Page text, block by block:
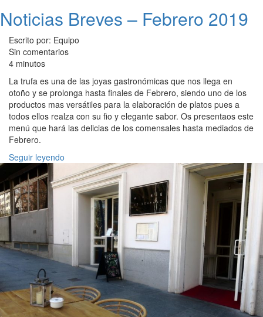
Noticias Breves – Febrero 2019
Escrito por: Equipo
Sin comentarios
4 minutos
La trufa es una de las joyas gastronómicas que nos llega en
otoño y se prolonga hasta finales de Febrero, siendo uno de los
productos mas versátiles para la elaboración de platos pues a
todos ellos realza con su fio y elegante sabor. Os presentaos este
menú que hará las delicias de los comensales hasta mediados de
Febrero.
Seguir leyendo